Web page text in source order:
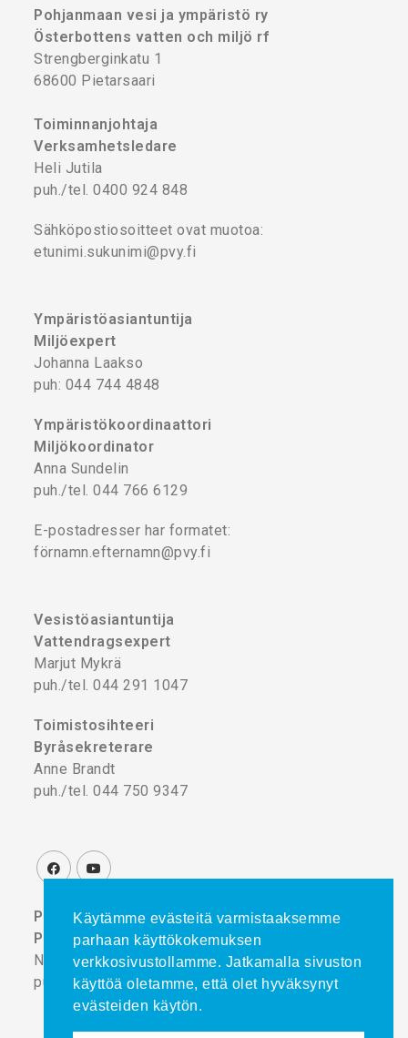
Pohjanmaan vesi ja ympäristö ry
Österbottens vatten och miljö rf
Strengberginkatu 1
68600 Pietarsaari
Toiminnanjohtaja
Verksamhetsledare
Heli Jutila
puh./tel. 0400 924 848
Sähköpostiosoitteet ovat muotoa:
etunimi.sukunimi@pvy.fi
Ympäristöasiantuntija
Miljöexpert
Johanna Laakso
puh: 044 744 4848
Ympäristökoordinaattori
Miljökoordinator
Anna Sundelin
puh./tel. 044 766 6129
E-postadresser har formatet:
förnamn.efternamn@pvy.fi
Vesistöasiantuntija
Vattendragsexpert
Marjut Mykrä
puh./tel. 044 291 1047
Toimistosihteeri
Byråsekreterare
Anne Brandt
puh./tel. 044 750 9347
Projektikoordinaattori
Projektkoordinator
Noora Turtinen
puh./tel. 044 777 8839
Käytämme evästeitä varmistaaksemme
parhaan käyttökokemuksen
verkkosivustollamme. Jatkamalla sivuston
käyttöä oletamme, että olet hyväksynyt
evästeiden käytön.